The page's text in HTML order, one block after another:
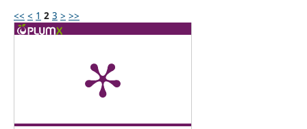
<< < 1 2 3 > >>